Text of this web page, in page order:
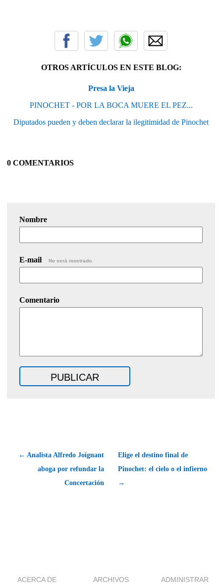
OTROS ARTÍCULOS EN ESTE BLOG:
Presa la Vieja
PINOCHET - POR LA BOCA MUERE EL PEZ...
Diputados pueden y deben declarar la ilegitimidad de Pinochet
0 COMENTARIOS
Nombre
E-mail No será mostrado.
Comentario
← Analista Alfredo Joignant
aboga por refundar la
Concertación
Elige el destino final de
Pinochet: el cielo o el infierno
→
ACERCA DE ARCHIVOS ADMINISTRAR